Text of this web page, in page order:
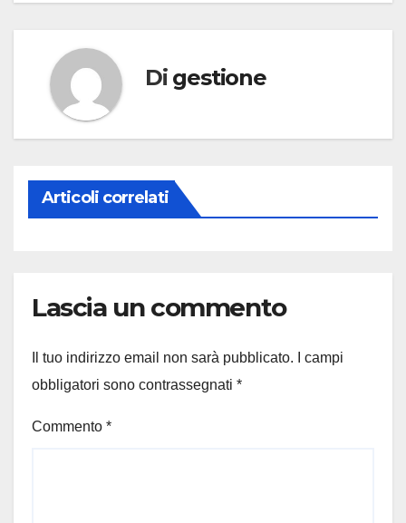
Di gestione
Articoli correlati
Lascia un commento
Il tuo indirizzo email non sarà pubblicato.
I campi
obbligatori sono contrassegnati *
Commento *